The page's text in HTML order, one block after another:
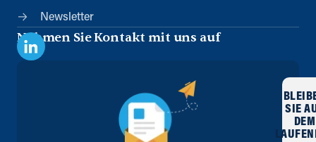
Newsletter
Nehmen Sie Kontakt mit uns auf
SIE
DEM